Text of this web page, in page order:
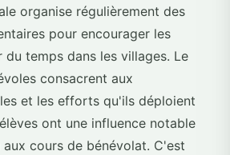
organise régulièrement des
pour encourager les
du temps dans les villages. Le
consacrent aux
et les efforts qu'ils déploient
ont une influence notable
cours de bénévolat. C'est